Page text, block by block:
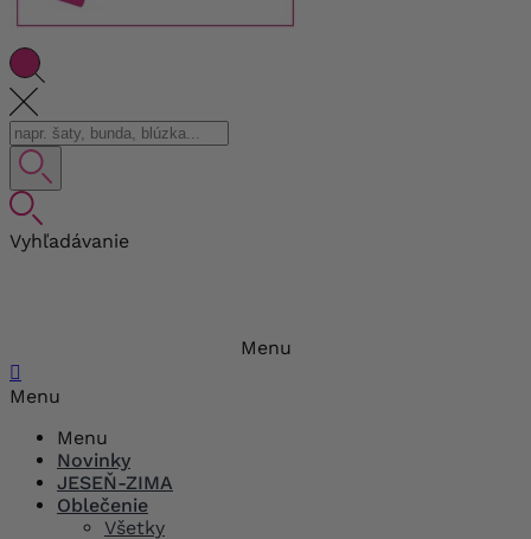
Vyhľadávanie
Menu

Menu
Menu
Novinky
JESEŇ-ZIMA
Oblečenie
Všetky